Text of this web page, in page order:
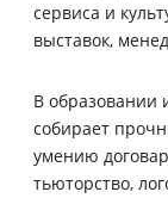
сервиса и
выставок,
В образовании
собирает
умению
тьюторство,